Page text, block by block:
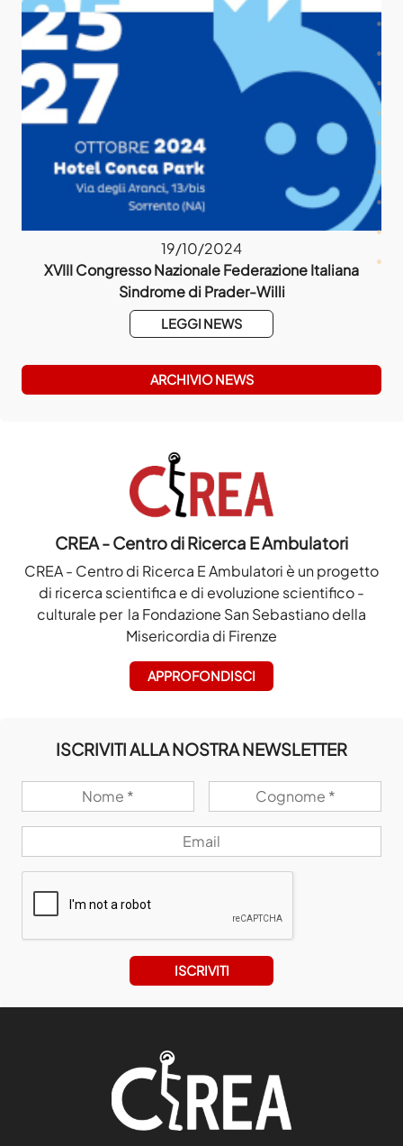
19/10/2024
XVIII Congresso Nazionale Federazione Italiana
Sindrome di Prader-Willi
LEGGI NEWS
ARCHIVIO NEWS
CREA - Centro di Ricerca E Ambulatori
CREA - Centro di Ricerca E Ambulatori è un progetto
di ricerca scientifica e di evoluzione scientifico -
culturale per la Fondazione San Sebastiano della
Misericordia di Firenze
APPROFONDISCI
ISCRIVITI ALLA NOSTRA NEWSLETTER
ISCRIVITI